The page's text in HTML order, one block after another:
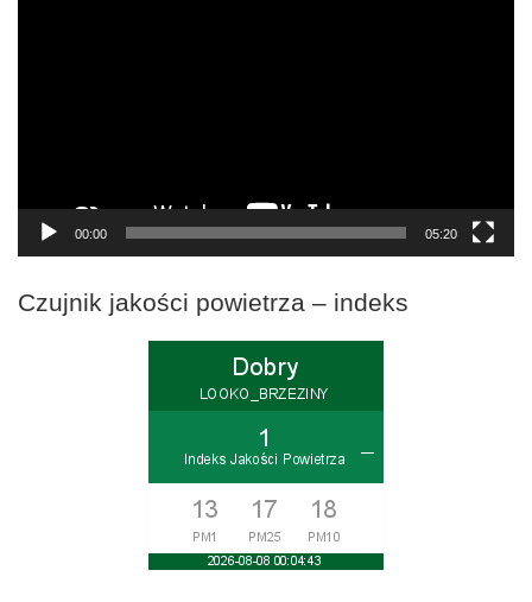
00:00 05:20
Czujnik jakości powietrza – indeks